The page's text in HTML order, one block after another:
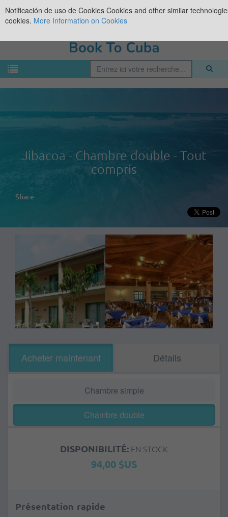
Jibacoa - Chambre double - Tout
compris
Share
Acheter maintenant Détails
Chambre simple
Chambre double
DISPONIBILITÉ: EN STOCK
94,00 $US
Présentation rapide
Notificación de uso de Cookies Cookies and other similar
cookies. More Information on Cookies